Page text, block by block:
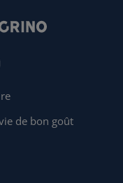
de bon goût